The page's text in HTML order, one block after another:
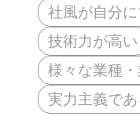
社風が自分
技術力が高い
様々な業種
実力主義であ